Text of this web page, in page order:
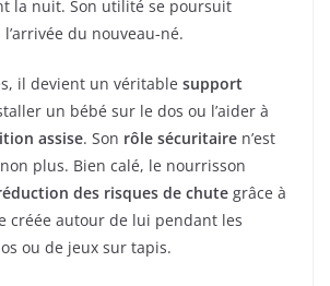
la nuit. Son utilité se poursuit
du nouveau-né.
il devient un véritable support
un bébé sur le dos ou l’aider à
assise. Son rôle sécuritaire n’est
plus. Bien calé, le nourrisson
des risques de chute grâce à
créée autour de lui pendant les
ou de jeux sur tapis.